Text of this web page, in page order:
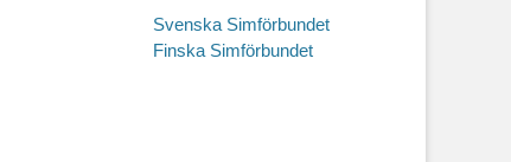
Svenska Simförbundet
Finska Simförbundet